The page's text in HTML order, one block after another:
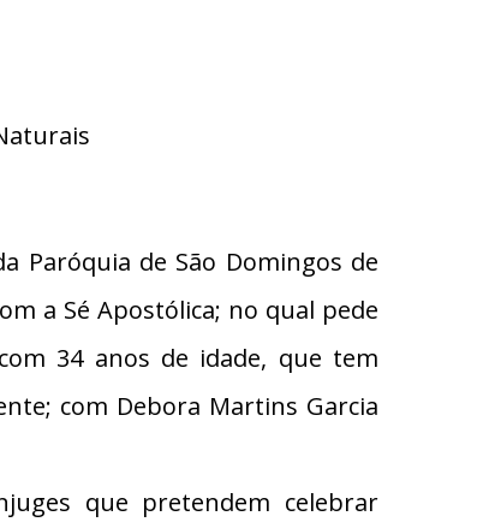
Paróquia de São Domingos de
a Sé Apostólica; no qual pede
34 anos de idade, que tem
com Debora Martins Garcia
que pretendem celebrar